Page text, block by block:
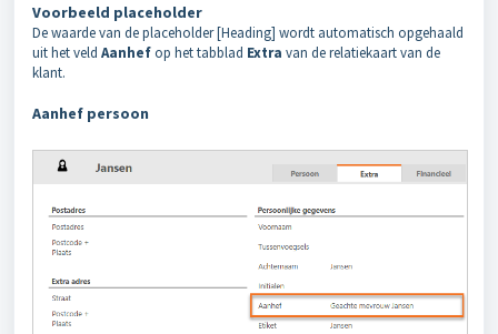
Voorbeeld placeholder
De waarde van de placeholder [Heading] wordt automatisch opgehaald
uit het veld Aanhefop het tabblad Extra van de relatiekaart van de
klant.
Aanhef persoon